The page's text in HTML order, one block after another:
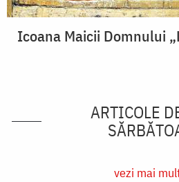
Icoana Maicii Domnului
ARTICOLE
vezi mai